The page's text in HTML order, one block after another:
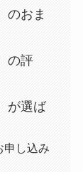
のおま
の評
が選ば
申し込み